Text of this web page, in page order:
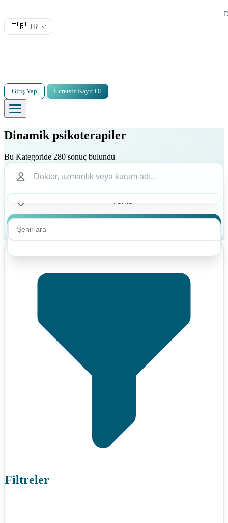
🇹🇷 TR
Giriş Yap Ücretsiz Kayıt Ol
Dinamik psikoterapiler
Bu Kategoride 280 sonuç bulundu
Filtreler